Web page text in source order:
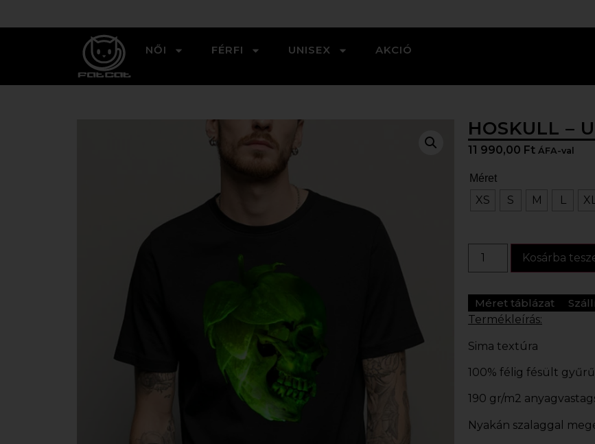
NŐI FÉRFI UNISEX AKCIÓ
HOSKULL –
11 990,00 Ft ÁFA-val
Méret
XS S M L
Kosárba
Méret táblázat
Termékleírás:
Sima textúra
100% félig fésült
190 gr/m2
Nyakán szalaggal